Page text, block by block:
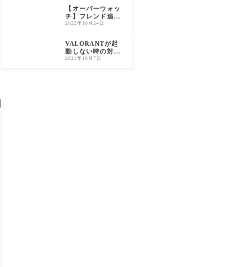
＆おすすめ活用法
【オーバーウォッ
チ】フレンド追加
方法｜BATTLETA
2022年10月24日
VALORANTが起
動しない時の対処
法｜VAN9001/VA
2021年10月7日